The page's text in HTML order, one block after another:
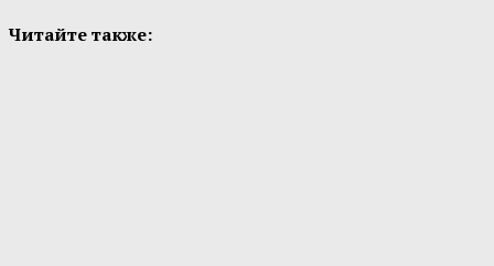
Читайте также: